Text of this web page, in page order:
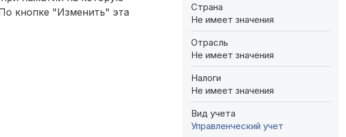
кнопке "Изменить" эта
Страна
Не имеет значения
Отрасль
Не имеет значения
Налоги
Не имеет значения
Вид учета
Управленческий учет